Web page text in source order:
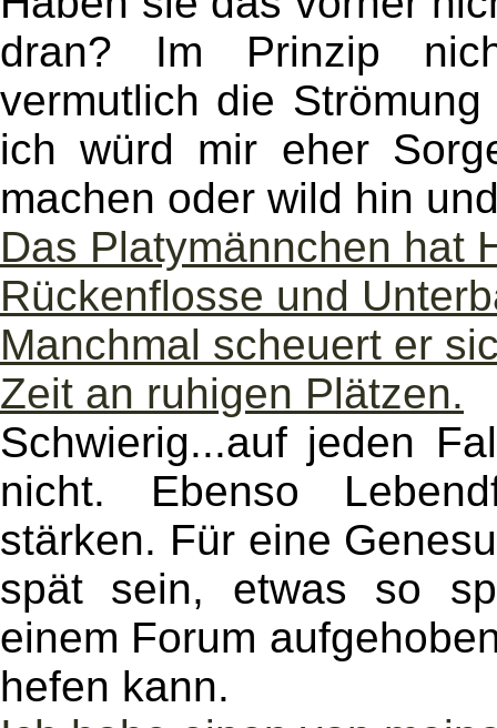
dran? Im Prinzip
vermutlich die
ich würd mir eher
machen oder wild hin
Das Platymännchen hat
Rückenflosse und
Manchmal scheuert er
Zeit an ruhigen Plätzen.
Schwierig...auf jeden
nicht. Ebenso
stärken. Für eine
spät sein, etwas so
einem Forum
hefen kann.